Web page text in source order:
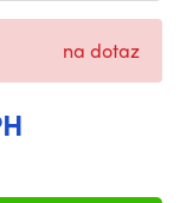
na dotaz